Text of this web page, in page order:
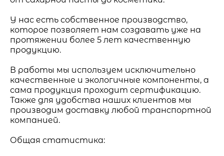
У нас есть собственное производство,
которое позволяет нам создавать уже на
протяжении более 5 лет качественную
продукцию.
В работы мы используем исключительно
качественные и экологичные компоненты, а
сама продукция проходит сертификацию.
Также для удобства наших клиентов мы
производим доставку любой транспортной
компанией.
Общая статистика: